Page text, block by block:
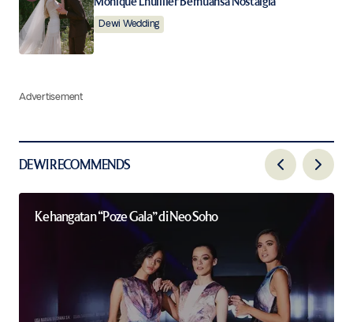
Dewi Wedding
Advertisement
DEWI RECOMMENDS
Kehangatan “Poze Gala” di Neo Soho